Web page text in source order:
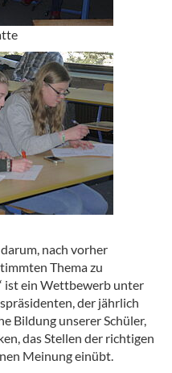
nach vorher
Thema zu
ist ein Wettbewerb unter
der jährlich
Bildung unserer Schüler,
das Stellen der richtigen
Meinung einübt.